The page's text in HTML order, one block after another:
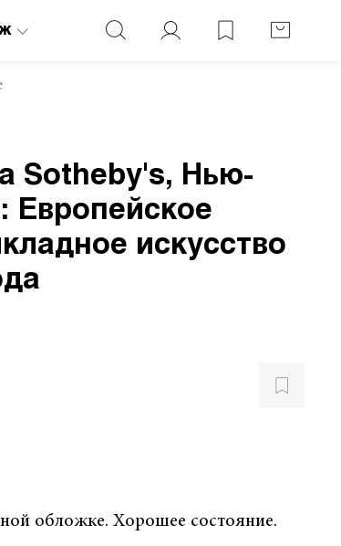
Sotheby's, Нью-
Европейское
искусство
обложке. Хорошее состояние.